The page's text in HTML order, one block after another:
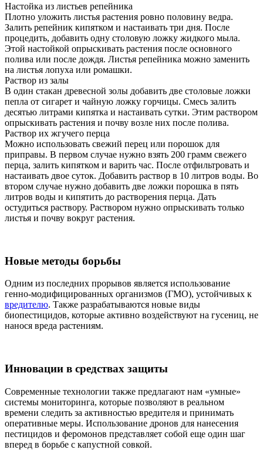
Настойка из листьев репейника
Плотно уложить листья растения ровно половину ведра.
Залить репейник кипятком и настаивать три дня. После
процедить, добавить одну столовую ложку жидкого мыла.
Этой настойкой опрыскивать растения после основного
полива или после дождя. Листья репейника можно заменить
на листья лопуха или ромашки.
Раствор из залы
В один стакан древесной золы добавить две столовые ложки
пепла от сигарет и чайную ложку горчицы. Смесь залить
десятью литрами кипятка и настаивать сутки. Этим раствором
опрыскивать растения и почву возле них после полива.
Раствор их жгучего перца
Можно использовать свежий перец или порошок для
приправы. В первом случае нужно взять 200 грамм свежего
перца, залить кипятком и варить час. После отфильтровать и
настаивать двое суток. Добавить раствор в 10 литров воды. Во
втором случае нужно добавить две ложки порошка в пять
литров воды и кипятить до растворения перца. Дать
остудиться раствору. Раствором нужно опрыскивать только
листья и почву вокруг растения.
Новые методы борьбы
Одним из последних прорывов является использование
генно-модифицированных организмов (ГМО), устойчивых к
вредителю. Также разрабатываются новые виды
биопестицидов, которые активно воздействуют на гусениц, не
нанося вреда растениям.
Инновации в средствах защиты
Современные технологии также предлагают нам «умные»
системы мониторинга, которые позволяют в реальном
времени следить за активностью вредителя и принимать
оперативные меры. Использование дронов для нанесения
пестицидов и феромонов представляет собой еще один шаг
вперед в борьбе с капустной совкой.